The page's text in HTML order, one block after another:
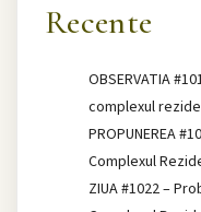
Recente
OBSERVATIA
complexul
PROPUNEREA
Complexul
ZIUA #1022 –